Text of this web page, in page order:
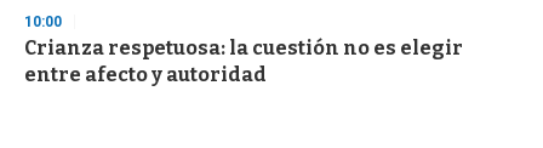
10:00
Crianza respetuosa: la cuestión no es elegir
entre afecto y autoridad